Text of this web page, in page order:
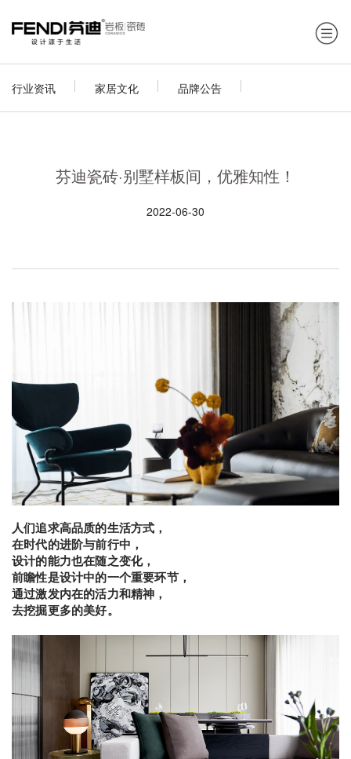
行业资讯 家居文化 品牌公告
芬迪瓷砖·别墅样板间，优雅知性！
2022-06-30
人们追求高品质的生活方式，
在时代的进阶与前行中，
设计的能力也在随之变化，
前瞻性是设计中的一个重要环节，
通过激发内在的活力和精神，
去挖掘更多的美好。